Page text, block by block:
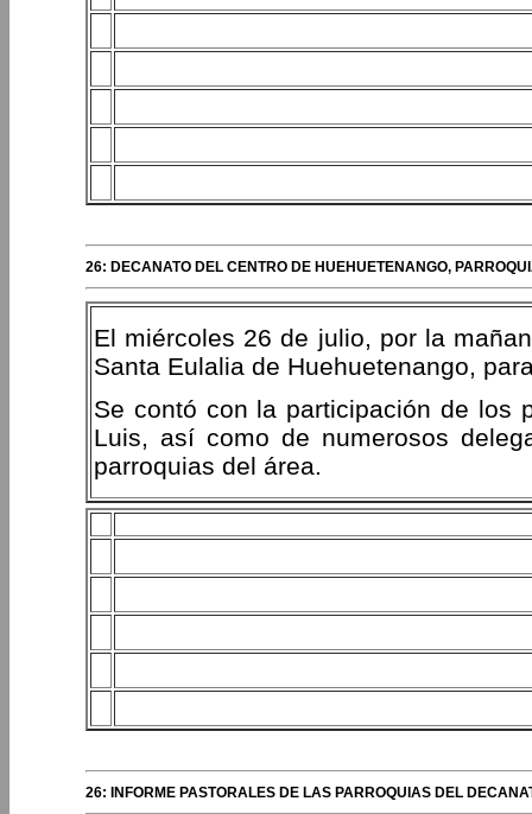
26: DECANATO DEL CENTRO DE HUEHUETENANGO,
El miércoles 26 de julio, por la
Santa Eulalia de Huehuetenango,
Se contó con la participación de los
Luis, así como de numerosos
parroquias del área.
26: INFORME PASTORALES DE LAS PARROQUIAS DEL